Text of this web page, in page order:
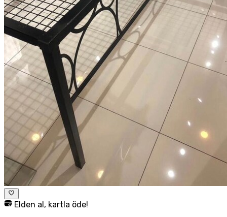
Elden al, kartla öde!